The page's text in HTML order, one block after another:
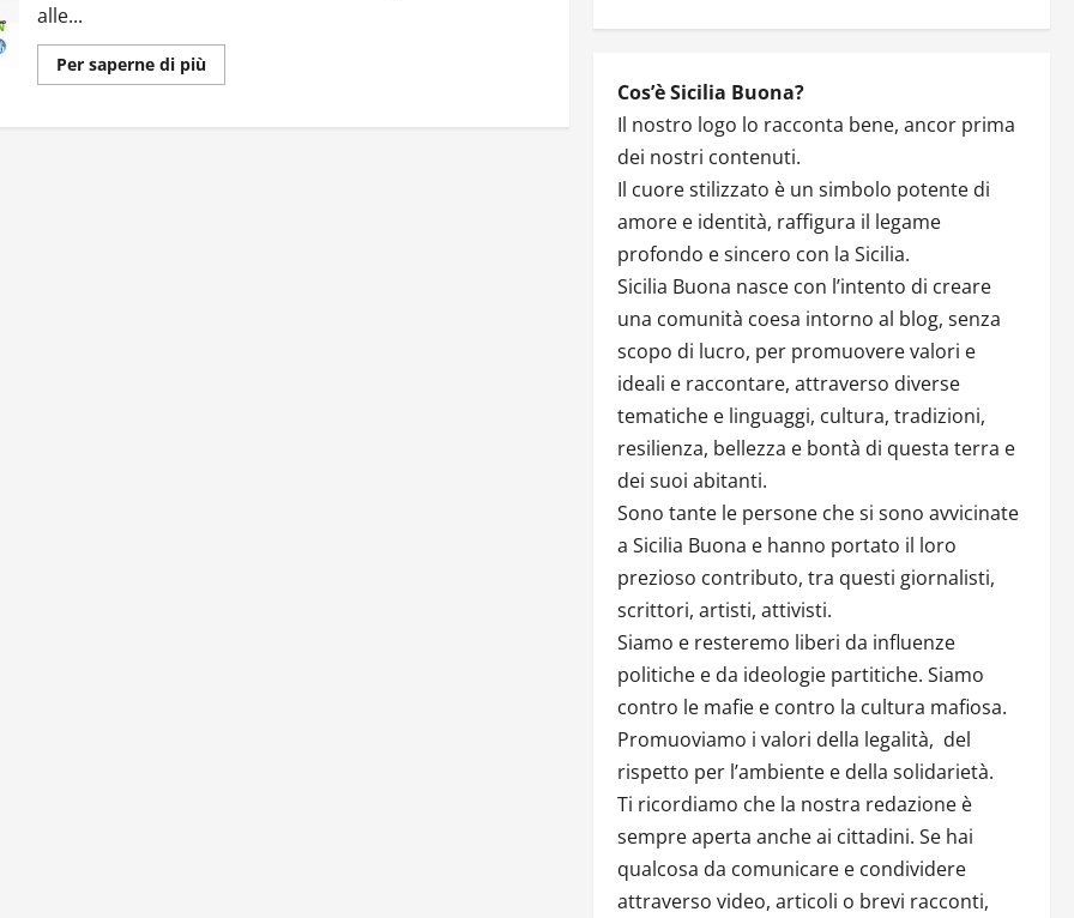
alle...
Per saperne di piùUlteriori
informazioni
BIST
Cos’è Sicilia Buona?
Il nostro logo lo racconta bene, ancor prima
dei nostri contenuti.
Il cuore stilizzato è un simbolo potente di
amore e identità, raffigura il legame
profondo e sincero con la Sicilia.
Sicilia Buona nasce con l’intento di creare
una comunità coesa intorno al blog, senza
scopo di lucro, per promuovere valori e
ideali e raccontare, attraverso diverse
tematiche e linguaggi, cultura, tradizioni,
resilienza, bellezza e bontà di questa terra e
dei suoi abitanti.
Sono tante le persone che si sono avvicinate
a Sicilia Buona e hanno portato il loro
prezioso contributo, tra questi giornalisti,
scrittori, artisti, attivisti.
Siamo e resteremo liberi da influenze
politiche e da ideologie partitiche. Siamo
contro le mafie e contro la cultura mafiosa.
Promuoviamo i valori della legalità, del
rispetto per l’ambiente e della solidarietà.
Ti ricordiamo che la nostra redazione è
sempre aperta anche ai cittadini. Se hai
qualcosa da comunicare e condividere
attraverso video, articoli o brevi racconti,